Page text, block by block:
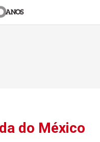
do México